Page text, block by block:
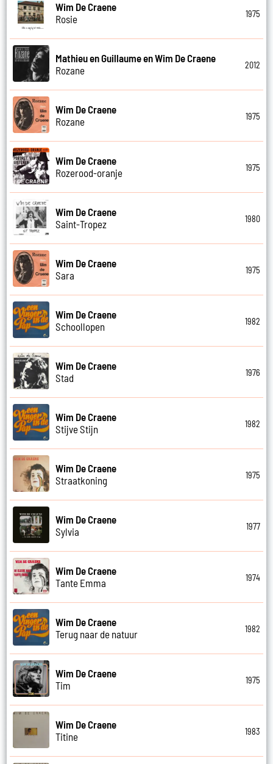
Wim De Craene
Rosie
1975
Mathieu en Guillaume en Wim De Craene
Rozane
2012
Wim De Craene
Rozane
1975
Wim De Craene
Rozerood-oranje
1975
Wim De Craene
Saint-Tropez
1980
Wim De Craene
Sara
1975
Wim De Craene
Schoollopen
1982
Wim De Craene
Stad
1976
Wim De Craene
Stijve Stijn
1982
Wim De Craene
Straatkoning
1975
Wim De Craene
Sylvia
1977
Wim De Craene
Tante Emma
1974
Wim De Craene
Terug naar de natuur
1982
Wim De Craene
Tim
1975
Wim De Craene
Titine
1983